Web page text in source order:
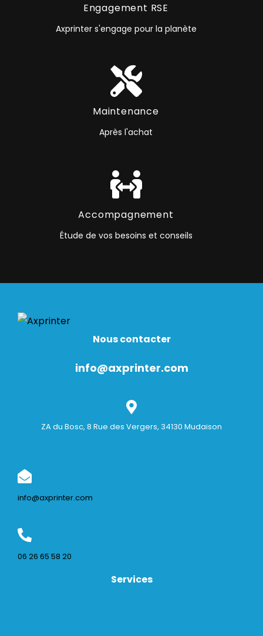
Engagement RSE
Axprinter s'engage pour la planète
Maintenance
Après l'achat
Accompagnement
Étude de vos besoins et conseils
Nous contacter
info@axprinter.com
ZA du Bosc, 8 Rue des Vergers, 34130 Mudaison
info@axprinter.com
06 26 65 58 20
Services